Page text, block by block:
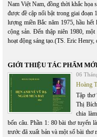
Nam Việt Nam, đồng thời khắc họa
được đề cập nổi bật trong giai đoạn
lượng miền Bắc năm 1975, hầu
cộng sản. Đến thập niên 1980,
hoạt động sáng tạo.(TS. Eric Henry,
GIỚI THIỆU TÁC PHẨM
06
Hoàng
Tập thơ
Thị
chia
bốn câu. Phần 1: 80 bài thơ tuyển
trước đã xuất bản và một số bài thơ